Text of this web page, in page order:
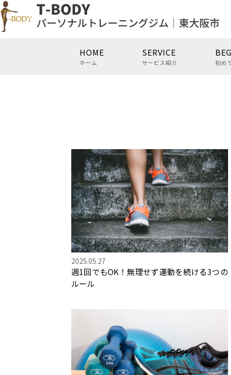
HOME
ホーム
SERVICE
サービス紹介 初め
2025.05.27
週1回でもOK！無理せず運動を続ける3つの
ルール